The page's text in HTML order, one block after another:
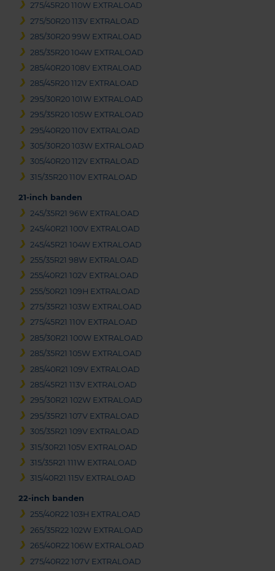
275/45R20 110W EXTRALOAD
275/50R20 113V EXTRALOAD
285/30R20 99W EXTRALOAD
285/35R20 104W EXTRALOAD
285/40R20 108V EXTRALOAD
285/45R20 112V EXTRALOAD
295/30R20 101W EXTRALOAD
295/35R20 105W EXTRALOAD
295/40R20 110V EXTRALOAD
305/30R20 103W EXTRALOAD
305/40R20 112V EXTRALOAD
315/35R20 110V EXTRALOAD
21-inch banden
245/35R21 96W EXTRALOAD
245/40R21 100V EXTRALOAD
245/45R21 104W EXTRALOAD
255/35R21 98W EXTRALOAD
255/40R21 102V EXTRALOAD
255/50R21 109H EXTRALOAD
275/35R21 103W EXTRALOAD
275/45R21 110V EXTRALOAD
285/30R21 100W EXTRALOAD
285/35R21 105W EXTRALOAD
285/40R21 109V EXTRALOAD
285/45R21 113V EXTRALOAD
295/30R21 102W EXTRALOAD
295/35R21 107V EXTRALOAD
305/35R21 109V EXTRALOAD
315/30R21 105V EXTRALOAD
315/35R21 111W EXTRALOAD
315/40R21 115V EXTRALOAD
22-inch banden
255/40R22 103H EXTRALOAD
265/35R22 102W EXTRALOAD
265/40R22 106W EXTRALOAD
275/40R22 107V EXTRALOAD